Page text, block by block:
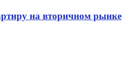
на вторичном рынке